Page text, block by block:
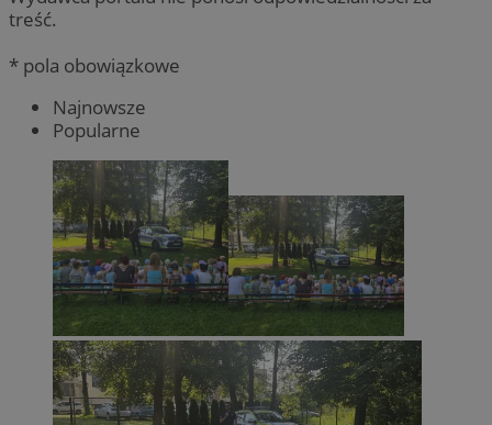
treść.
* pola obowiązkowe
Najnowsze
Popularne